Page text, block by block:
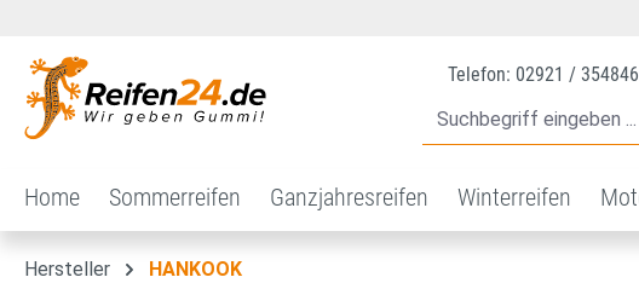
Telefon: 02921 /
Home Sommerreifen Ganzjahresreifen Winterreifen
Hersteller HANKOOK